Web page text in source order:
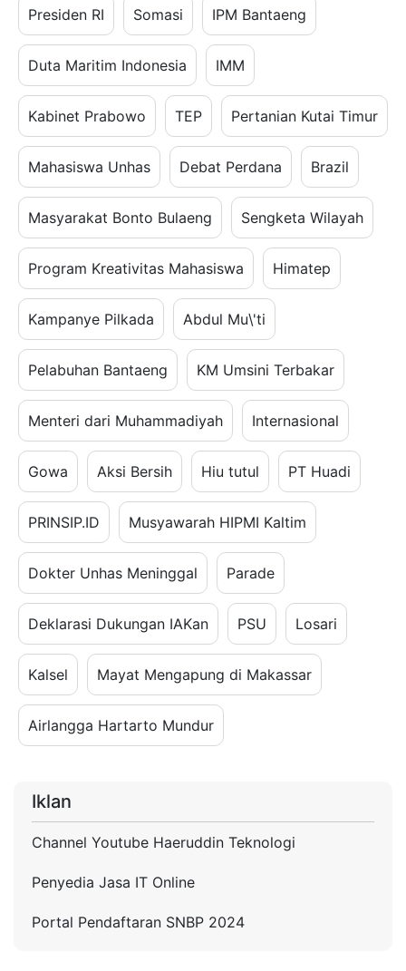
Presiden RI Somasi IPM Bantaeng
Duta Maritim Indonesia IMM
Kabinet Prabowo TEP Pertanian Kutai Timur
Mahasiswa Unhas Debat Perdana Brazil
Masyarakat Bonto Bulaeng Sengketa Wilayah
Program Kreativitas Mahasiswa Himatep
Kampanye Pilkada Abdul Mu\'ti
Pelabuhan Bantaeng KM Umsini Terbakar
Menteri dari Muhammadiyah Internasional
Gowa Aksi Bersih Hiu tutul PT Huadi
PRINSIP.ID Musyawarah HIPMI Kaltim
Dokter Unhas Meninggal Parade
Deklarasi Dukungan IAKan PSU Losari
Kalsel Mayat Mengapung di Makassar
Airlangga Hartarto Mundur
Iklan
Channel Youtube Haeruddin Teknologi
Penyedia Jasa IT Online
Portal Pendaftaran SNBP 2024